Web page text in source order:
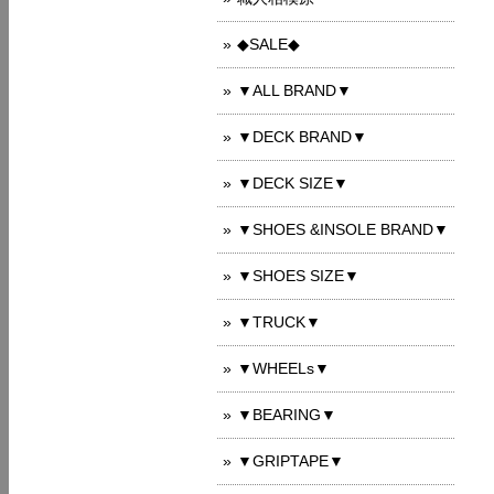
◆SALE◆
▼ALL BRAND▼
▼DECK BRAND▼
▼DECK SIZE▼
▼SHOES &INSOLE BRAND▼
▼SHOES SIZE▼
▼TRUCK▼
▼WHEELs▼
▼BEARING▼
▼GRIPTAPE▼